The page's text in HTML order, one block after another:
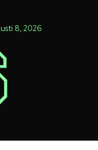
8, 2026